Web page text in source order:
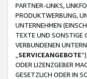
PARTNER-LINKS,
PRODUKTWERBUNG,
UNTERNEHMEN
TEXTE UND SONSTIGE
VERBUNDENEN
SERVICEANGEBOTE
ODER LIZENZGEBER
GESETZLICH ODER IN